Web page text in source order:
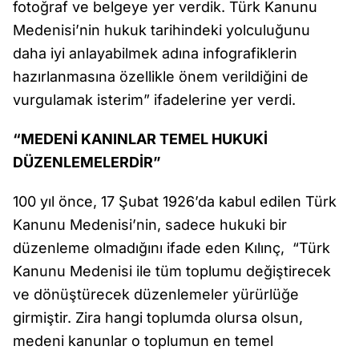
fotoğraf ve belgeye yer verdik. Türk Kanunu
Medenisi’nin hukuk tarihindeki yolculuğunu
daha iyi anlayabilmek adına infografiklerin
hazırlanmasına özellikle önem verildiğini de
vurgulamak isterim” ifadelerine yer verdi.
“MEDENİ KANINLAR TEMEL HUKUKİ
DÜZENLEMELERDİR”
100 yıl önce, 17 Şubat 1926’da kabul edilen Türk
Kanunu Medenisi’nin, sadece hukuki bir
düzenleme olmadığını ifade eden Kılınç, “Türk
Kanunu Medenisi ile tüm toplumu değiştirecek
ve dönüştürecek düzenlemeler yürürlüğe
girmiştir. Zira hangi toplumda olursa olsun,
medeni kanunlar o toplumun en temel